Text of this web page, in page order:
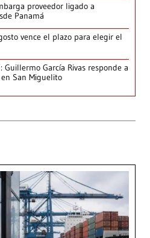
proveedor ligado a
Panamá
vence el plazo para elegir el
Guillermo García Rivas responde a
San Miguelito